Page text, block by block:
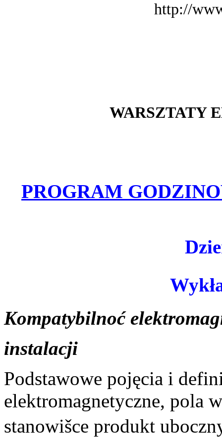
http://
WARSZTATY
PROGRAM
Kompatybilnoć
instalacji
Podstawowe pojęcia i
elektromagnetyczne, pola
stanowišce produkt